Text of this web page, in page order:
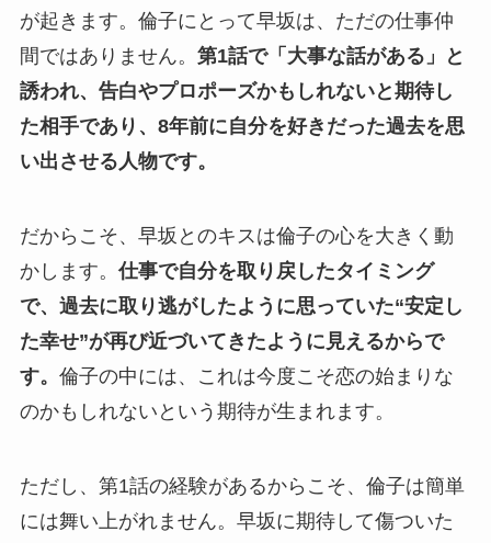
が起きます。倫子にとって早坂は、ただの仕事仲
間ではありません。 第1話で「大事な話がある」と
誘われ、告白やプロポーズかもしれないと期待し
た相手であり、8年前に自分を好きだった過去を思
い出させる人物です。
だからこそ、早坂とのキスは倫子の心を大きく動
かします。 仕事で自分を取り戻したタイミング
で、過去に取り逃がしたように思っていた“安定し
た幸せ”が再び近づいてきたように見えるからで
す。 倫子の中には、これは今度こそ恋の始まりな
のかもしれないという期待が生まれます。
ただし、第1話の経験があるからこそ、倫子は簡単
には舞い上がれません。早坂に期待して傷ついた